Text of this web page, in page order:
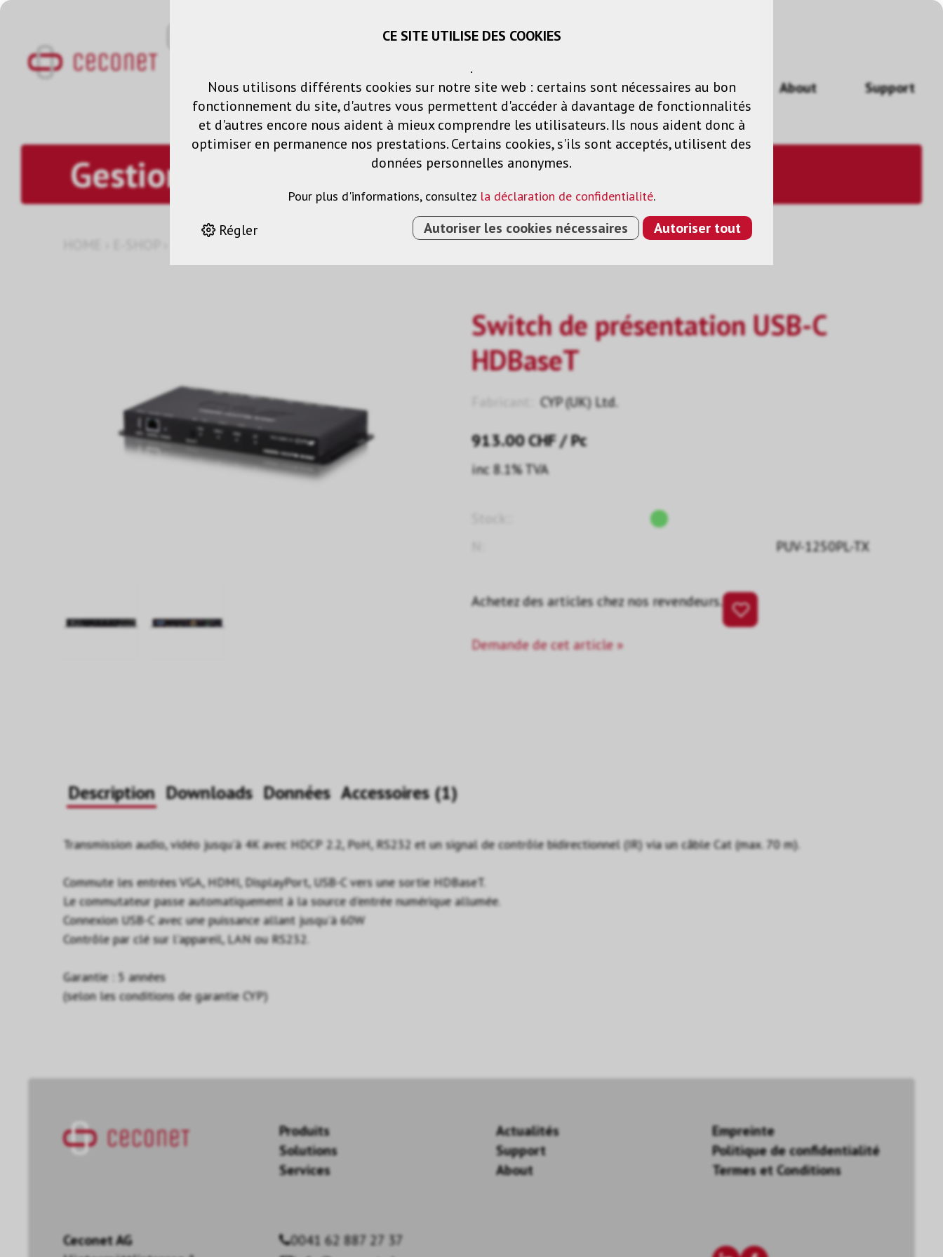
Panier Listes de voeux
Produits Solutions Services Actualités About Support
Gestion des signaux
SWITCH DE PRÉSENTATION USB-C HDBASET
Switch de présentation USB-C
HDBaseT
CYP (UK) Ltd.
913.00CHF/ Pc
inc 8.1% TVA
PUV-1250PL-TX
Achetez des articles chez nos revendeurs.
Demande de cet article »
Description Downloads Données Accessoires (1)
Transmission audio, vidéo jusqu'à 4K avec HDCP 2.2, PoH, RS232 et un signal de contrôle bidirectionnel (IR) via un câble Cat (max. 70 m).
Commute les entrées VGA, HDMI, DisplayPort, USB-C vers une sortie HDBaseT.
Le commutateur passe automatiquement à la source d'entrée numérique allumée.
Connexion USB-C avec une puissance allant jusqu'à 60W
Contrôle par clé sur l'appareil, LAN ou RS232.
Garantie : 5 années
(selon les conditions de garantie CYP)
Produits
Solutions
Services
Actualités
Support
About
Empreinte
Politique de confidentialité
Termes et Conditions
Ceconet AG
0041 62 887 27 37
CE SITE UTILISE DES COOKIES
.
Nous utilisons différents cookies sur notre site web : certains sont nécessaires au bon
fonctionnement du site, d'autres vous permettent d'accéder à davantage de fonctionnalités
et d'autres encore nous aident à mieux comprendre les utilisateurs. Ils nous aident donc à
optimiser en permanence nos prestations. Certains cookies, s'ils sont acceptés, utilisent des
données personnelles anonymes.
Pour plus d'informations, consultez la déclaration de confidentialité.
Régler Autoriser les cookies nécessaires Autoriser tout